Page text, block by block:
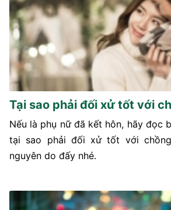
Tại sao phải đối xử tốt với
Nếu là phụ nữ đã kết hôn, hãy đọc
tại sao phải đối xử tốt với
nguyên do đấy nhé.